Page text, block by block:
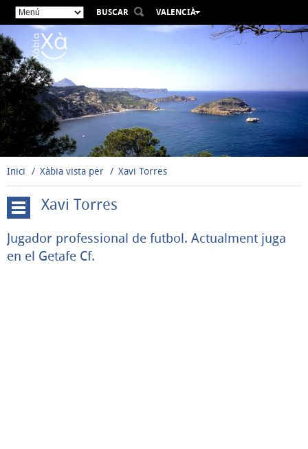
BUSCAR
VALENCIÀ
ESPAÑOL
DEUTSCH
РУССКИЙ
Inici Xàbia vista per Xavi Torres
Prats
Pepa
Xavi Torres
Jugador professional de futbol. Actualment juga
en el Getafe Cf.